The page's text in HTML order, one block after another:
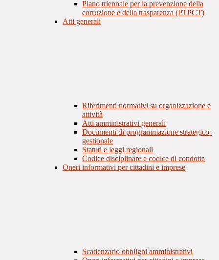
Piano triennale per la prevenzione della
corruzione e della trasparenza (PTPCT)
Atti generali
Riferimenti normativi su organizzazione e
attività
Atti amministrativi generali
Documenti di programmazione strategico-
gestionale
Statuti e leggi regionali
Codice disciplinare e codice di condotta
Oneri informativi per cittadini e imprese
Scadenzario obblighi amministrativi